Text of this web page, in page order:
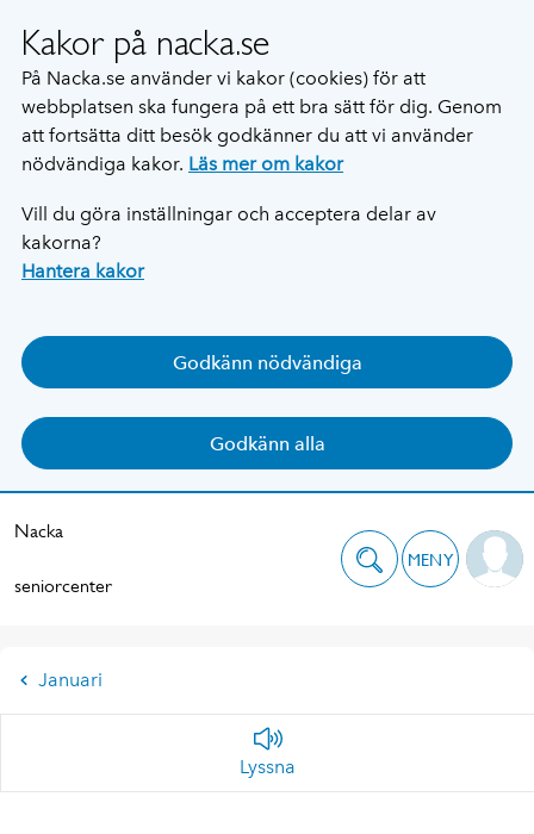
Kakor på nacka.se
På Nacka.se använder vi kakor (cookies) för att
webbplatsen ska fungera på ett bra sätt för dig. Genom
att fortsätta ditt besök godkänner du att vi använder
nödvändiga kakor. Läs mer om kakor
Vill du göra inställningar och acceptera delar av
kakorna?
Hantera kakor
Godkänn nödvändiga
Godkänn alla
Nacka
seniorcenter
MENY
Januari
Lyssna